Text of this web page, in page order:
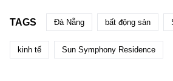
TAGS Đà Nẵng bất động sản
kinh tế Sun Symphony Residence